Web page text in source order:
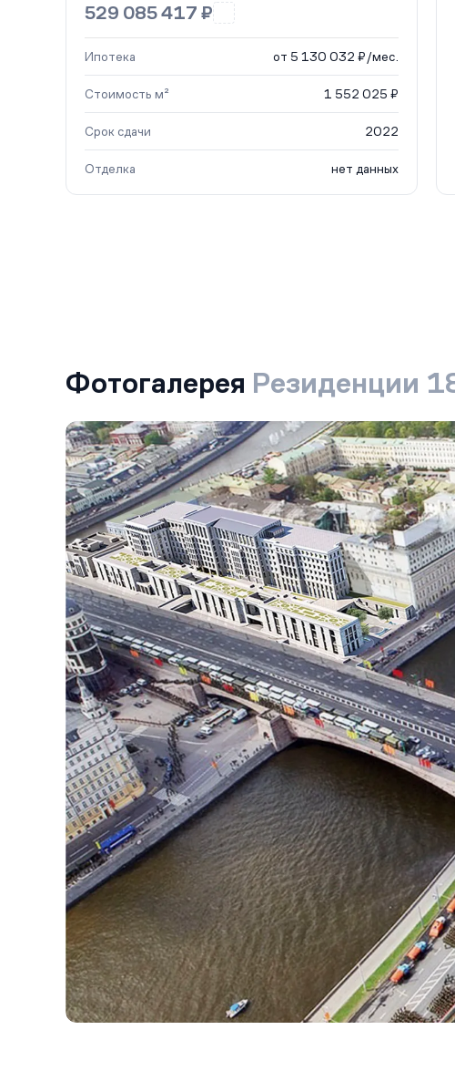
529 085 417 ₽
Ипотека от 5 130 032 ₽/мес.
Стоимость м² 1 552 025 ₽
Срок сдачи 2022
Отделка нет данных
Фотогалерея Резиденции